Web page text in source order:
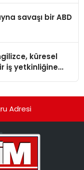
savaşı bir ABD
küresel
iş yetkinliğine
Adresi